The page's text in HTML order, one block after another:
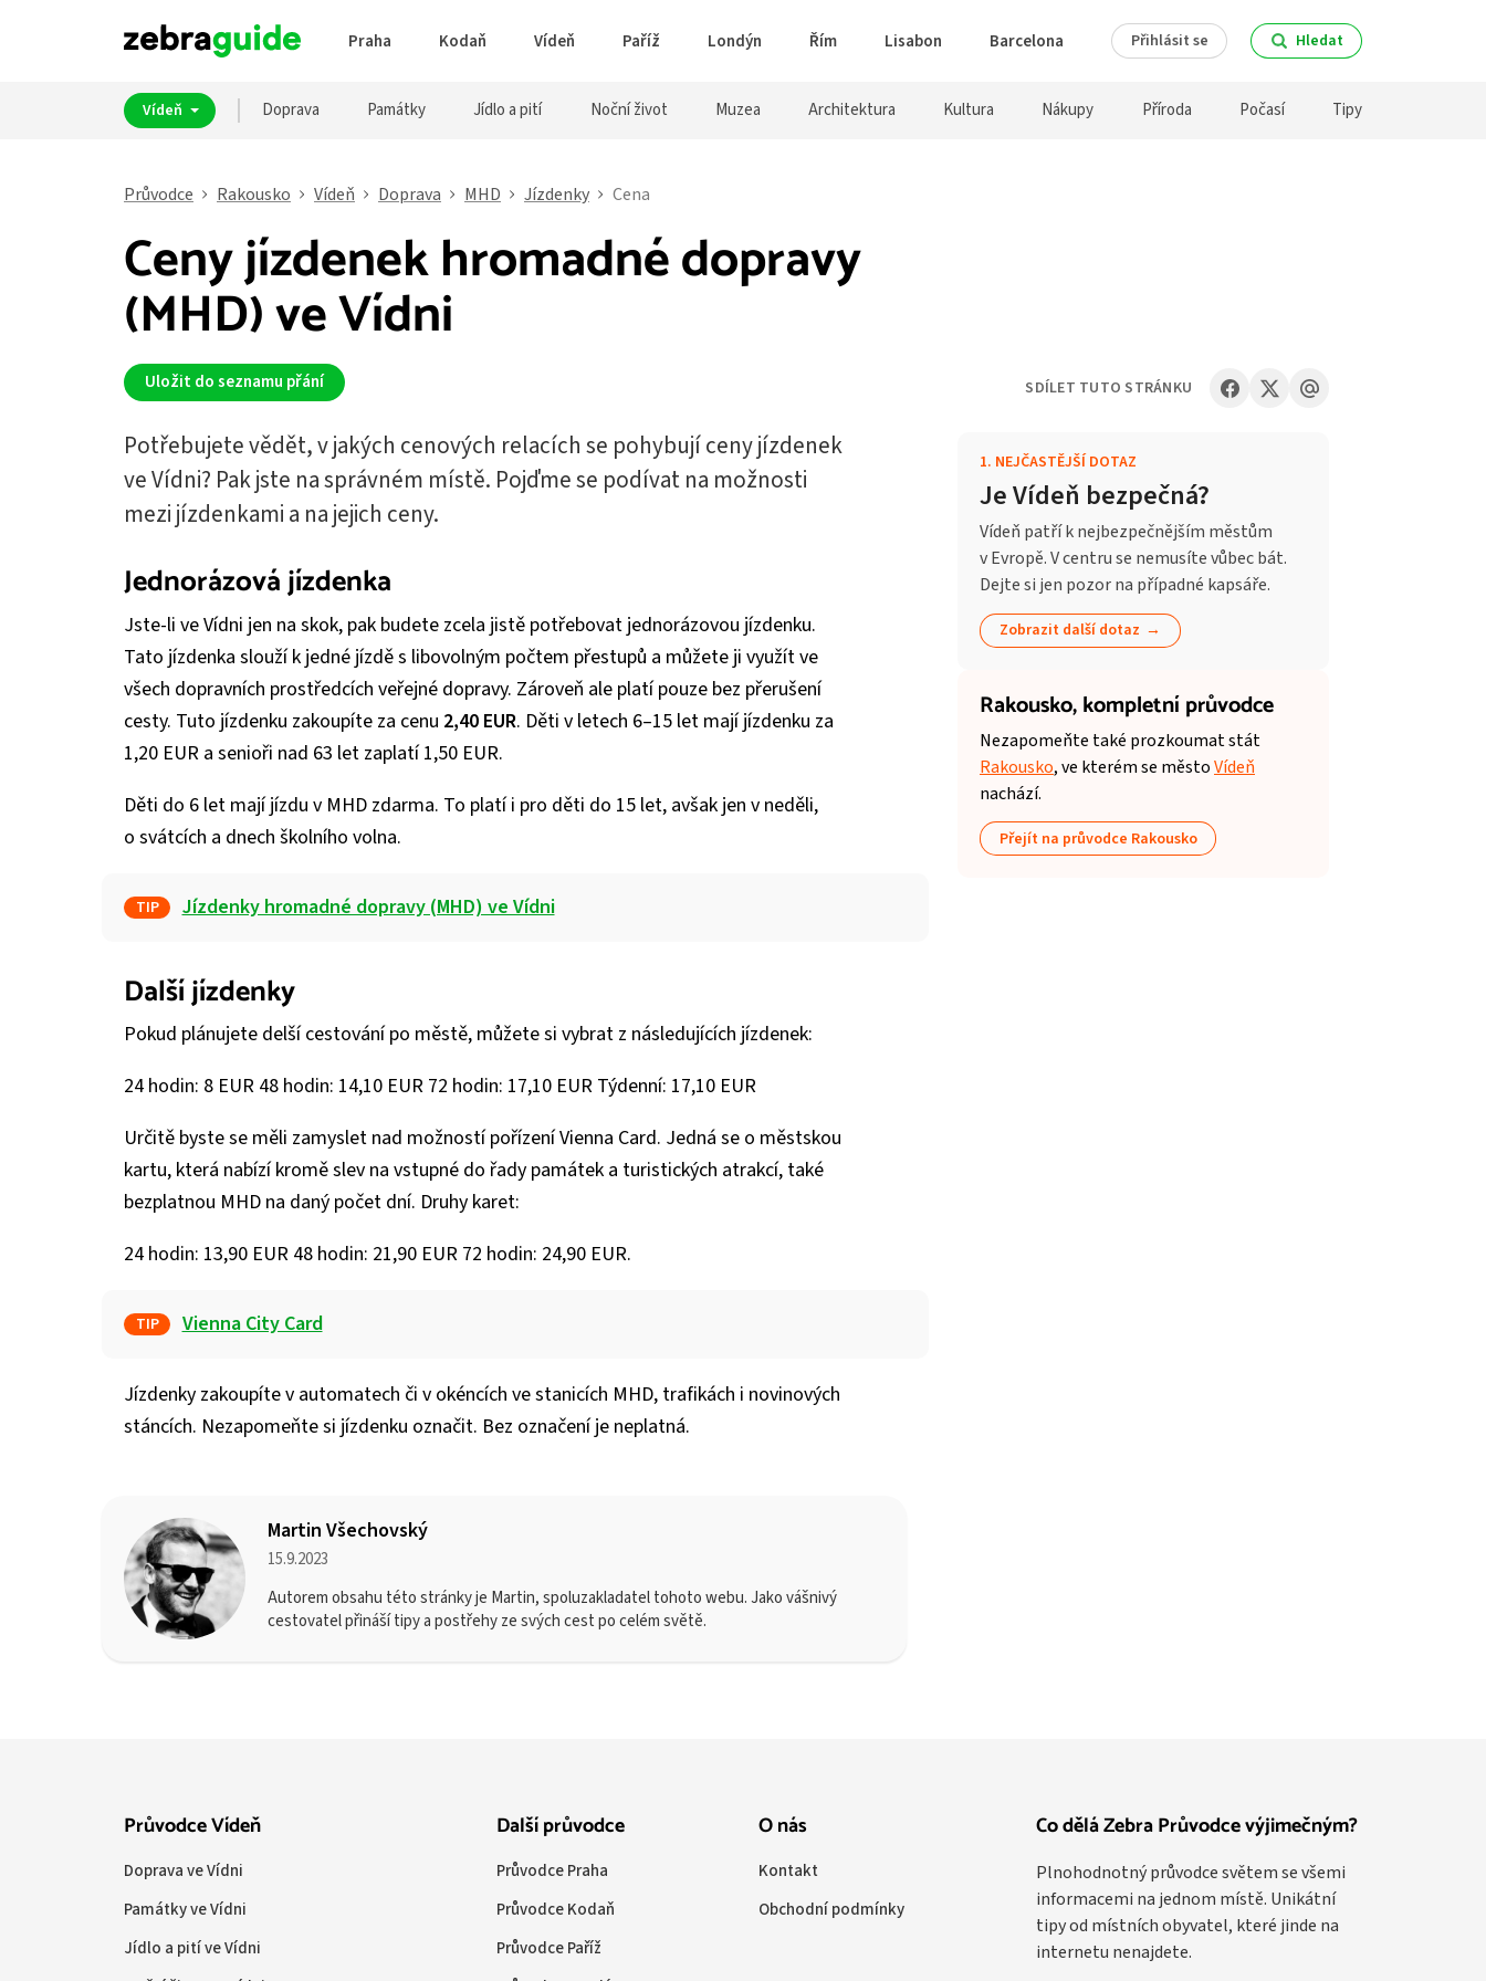
Praha Kodaň Vídeň Paříž Londýn Řím Lisabon Barcelona Přihlásit se Hledat
Vídeň Doprava Památky Jídlo a pití Noční život Muzea Architektura Kultura Nákupy Příroda Počasí Tipy
Průvodce Rakousko Vídeň Doprava MHD Jízdenky Cena
Ceny jízdenek hromadné dopravy
(MHD) ve Vídni
Uložit do seznamu přání
Potřebujete vědět, v jakých cenových relacích se pohybují ceny jízdenek
ve Vídni? Pak jste na správném místě. Pojďme se podívat na možnosti
mezi jízdenkami a na jejich ceny.
Jednorázová jízdenka
Jste-li ve Vídni jen na skok, pak budete zcela jistě potřebovat jednorázovou jízdenku.
Tato jízdenka slouží k jedné jízdě s libovolným počtem přestupů a můžete ji využít ve
všech dopravních prostředcích veřejné dopravy. Zároveň ale platí pouze bez přerušení
cesty. Tuto jízdenku zakoupíte za cenu 2,40 EUR. Děti v letech 6–15 let mají jízdenku za
1,20 EUR a senioři nad 63 let zaplatí 1,50 EUR.
Děti do 6 let mají jízdu v MHD zdarma. To platí i pro děti do 15 let, avšak jen v neděli,
o svátcích a dnech školního volna.
TIP Jízdenky hromadné dopravy (MHD) ve Vídni
Další jízdenky
Pokud plánujete delší cestování po městě, můžete si vybrat z následujících jízdenek:
24 hodin: 8 EUR 48 hodin: 14,10 EUR 72 hodin: 17,10 EUR Týdenní: 17,10 EUR
Určitě byste se měli zamyslet nad možností pořízení Vienna Card. Jedná se o městskou
kartu, která nabízí kromě slev na vstupné do řady památek a turistických atrakcí, také
bezplatnou MHD na daný počet dní. Druhy karet:
24 hodin: 13,90 EUR 48 hodin: 21,90 EUR 72 hodin: 24,90 EUR.
TIP Vienna City Card
Jízdenky zakoupíte v automatech či v okéncích ve stanicích MHD, trafikách i novinových
stáncích. Nezapomeňte si jízdenku označit. Bez označení je neplatná.
Martin Všechovský
15.9.2023
Autorem obsahu této stránky je Martin, spoluzakladatel tohoto webu. Jako vášnivý
cestovatel přináší tipy a postřehy ze svých cest po celém světě.
1. NEJČASTĚJŠÍ DOTAZ
Je Vídeň bezpečná?
Vídeň patří k nejbezpečnějším městům
v Evropě. V centru se nemusíte vůbec bát.
Dejte si jen pozor na případné kapsáře.
Zobrazit další dotaz
Rakousko,kompletní průvodce
Nezapomeňte také prozkoumat stát
Rakousko, ve kterém se městoVídeň
nachází.
Přejít na průvodce Rakousko
SDÍLET TUTO STRÁNKU
Co dělá Zebra Průvodce výjimečným?
Plnohodnotný průvodce světem se všemi
informacemi na jednom místě. Unikátní
tipy od místních obyvatel, které jinde na
internetu nenajdete.
Průvodce Vídeň
Doprava ve Vídni
Památky ve Vídni
Jídlo a pití ve Vídni
Další průvodce
Průvodce Praha
Průvodce Kodaň
Průvodce Paříž
O nás
Kontakt
Obchodní podmínky